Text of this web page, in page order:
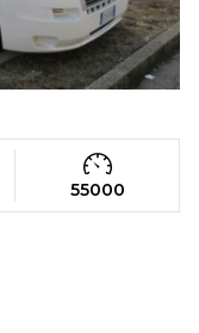
55000